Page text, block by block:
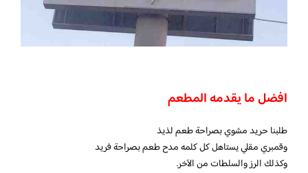
افضل ما يقدمه المطعم
طلبنا حريد مشوي بصراحة طعم لذيذ
وقمبري مقلي يستاهل كل كلمه مدح طعم بصراحة فريد
وكذلك الرز والسلطات من الآخر.